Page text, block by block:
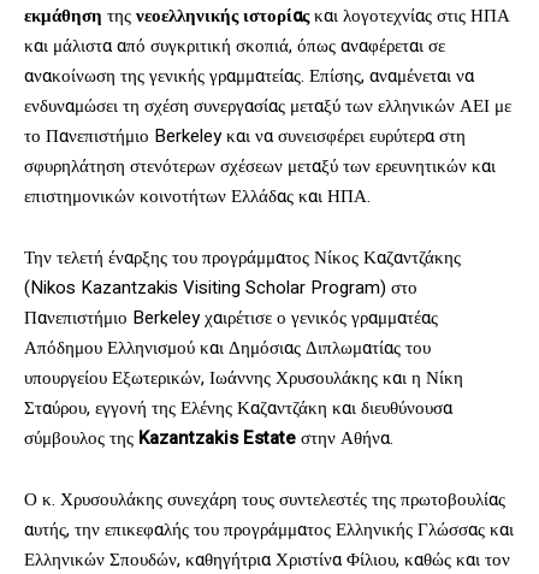
εκμάθηση τηςνεοελληνικής ιστορίαςκαι λογοτεχνίας στις ΗΠΑ
και μάλιστα από συγκριτική σκοπιά, όπως αναφέρεται σε
ανακοίνωση της γενικής γραμματείας. Επίσης, αναμένεται να
ενδυναμώσει τη σχέση συνεργασίας μεταξύ των ελληνικών ΑΕΙ με
το Πανεπιστήμιο Berkeley και να συνεισφέρει ευρύτερα στη
σφυρηλάτηση στενότερων σχέσεων μεταξύ των ερευνητικών και
επιστημονικών κοινοτήτων Ελλάδας και ΗΠΑ.
Την τελετή έναρξης του προγράμματος Νίκος Καζαντζάκης
(Nikos Kazantzakis Visiting Scholar Program) στο
Πανεπιστήμιο Berkeley χαιρέτισε ο γενικός γραμματέας
Απόδημου Ελληνισμού και Δημόσιας Διπλωματίας του
υπουργείου Εξωτερικών, Ιωάννης Χρυσουλάκης και η Νίκη
Σταύρου, εγγονή της Ελένης Καζαντζάκη και διευθύνουσα
σύμβουλος της Kazantzakis Estateστην Αθήνα.
Ο κ. Χρυσουλάκης συνεχάρη τους συντελεστές της πρωτοβουλίας
αυτής, την επικεφαλής του προγράμματος Ελληνικής Γλώσσας και
Ελληνικών Σπουδών, καθηγήτρια Χριστίνα Φίλιου, καθώς και τον